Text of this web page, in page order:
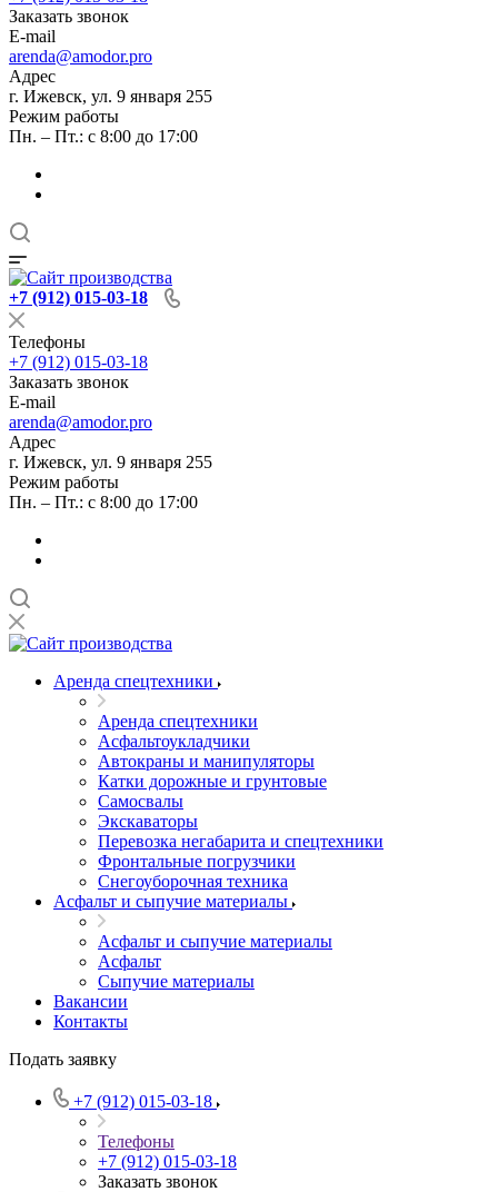
Заказать звонок
E-mail
arenda@amodor.pro
Адрес
г. Ижевск, ул. 9 января 255
Режим работы
Пн. – Пт.: с 8:00 до 17:00
+7 (912) 015-03-18
Телефоны
+7 (912) 015-03-18
Заказать звонок
E-mail
arenda@amodor.pro
Адрес
г. Ижевск, ул. 9 января 255
Режим работы
Пн. – Пт.: с 8:00 до 17:00
Аренда спецтехники
Аренда спецтехники
Асфальтоукладчики
Автокраны и манипуляторы
Катки дорожные и грунтовые
Самосвалы
Экскаваторы
Перевозка негабарита и спецтехники
Фронтальные погрузчики
Снегоуборочная техника
Асфальт и сыпучие материалы
Асфальт и сыпучие материалы
Асфальт
Сыпучие материалы
Вакансии
Контакты
Подать заявку
+7 (912) 015-03-18
Телефоны
+7 (912) 015-03-18
Заказать звонок